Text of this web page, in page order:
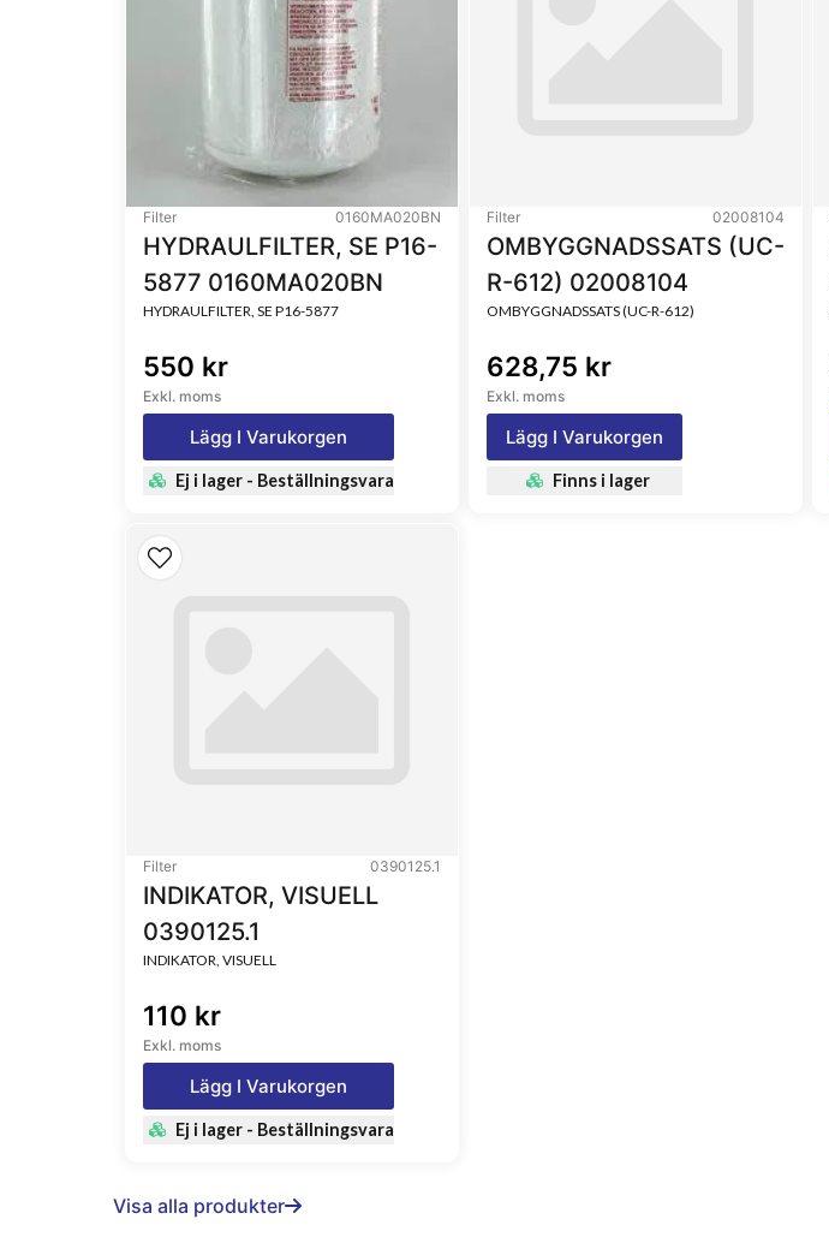
Filter 0160MA020BN
HYDRAULFILTER, SE P16-
5877 0160MA020BN
HYDRAULFILTER, SE P16-5877
550 kr
Exkl. moms
Lägg I Varukorgen
Ej i lager - Beställningsvara
Filter 02008104
OMBYGGNADSSATS (UC-
R-612) 02008104
OMBYGGNADSSATS (UC-R-612)
628,75 kr
Exkl. moms
Lägg I Varukorgen
Finns i lager
Filter 0390125.1
INDIKATOR, VISUELL
0390125.1
INDIKATOR, VISUELL
110 kr
Exkl. moms
Lägg I Varukorgen
Ej i lager - Beställningsvara
Visa alla produkter